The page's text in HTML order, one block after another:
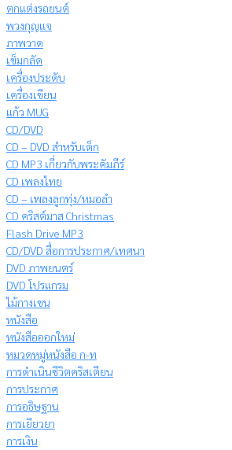
ตกแต่งรถยนต์
พวงกุญแจ
ภาพวาด
เข็มกลัด
เครื่องประดับ
เครื่องเขียน
แก้ว MUG
CD/DVD
CD – DVD สำหรับเด็ก
CD MP3 เกี่ยวกับพระคัมภีร์
CD เพลงไทย
CD – เพลงลูกทุ่ง/หมอลำ
CD คริสต์มาส Christmas
Flash Drive MP3
CD/DVD สื่อการประกาศ/เทศนา
DVD ภาพยนตร์
DVD โปรแกรม
ไม้กางเขน
หนังสือ
หนังสือออกใหม่
หมวดหมู่หนังสือ ก-ท
การดำเนินชีวิตคริสเตียน
การประกาศ
การอธิษฐาน
การเยียวยา
การเงิน